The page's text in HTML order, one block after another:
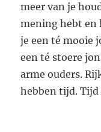
meer van je
mening hebt en
je een té mooie
een té stoere
arme ouders.
hebben tijd. Tijd